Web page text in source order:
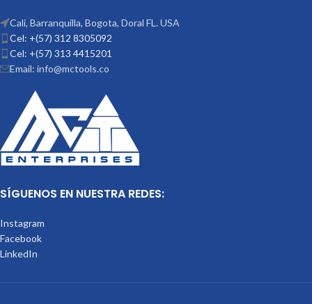
Cali, Barranquilla, Bogota, Doral FL. USA
Cel: +(57) 312 8305092
Cel: +(57) 313 4415201
Email: info@mctools.co
SÍGUENOS EN NUESTRA REDES:
Instagram
Facebook
LinkedIn